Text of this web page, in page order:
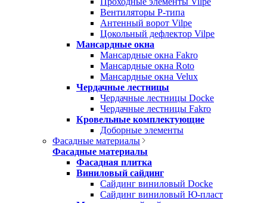
Вентиляторы P-типа
Антенный ворот Vilpe
Цокольный дефлектор Vilpe
Мансардные окна
Мансардные окна Fakro
Мансардные окна Roto
Мансардные окна Velux
Чердачные лестницы
Чердачные лестницы Docke
Чердачные лестницы Fakro
Кровельные комплектующие
Доборные элементы
Фасадные материалы
Фасадные материалы
Фасадная плитка
Виниловый сайдинг
Сайдинг виниловый Docke
Сайдинг виниловый Ю-пласт